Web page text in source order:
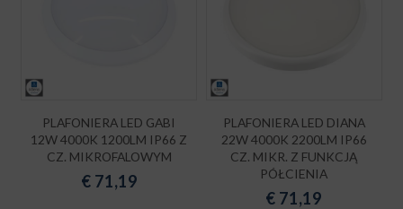
PLAFONIERA LED GABI
12W 4000K 1200LM IP66 Z
CZ. MIKROFALOWYM
€ 71,19
PLAFONIERA LED DIANA
22W 4000K 2200LM IP66
CZ. MIKR. Z FUNKCJĄ
PÓŁCIENIA
€ 71,19